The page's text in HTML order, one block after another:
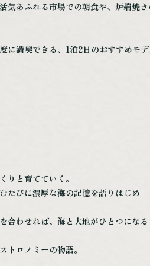
気あふれる市場での朝食や、炉端焼
満喫できる、1泊2日のおすすめモデ
りと育てていく。
たびに濃厚な海の記憶を語りはじめ
合わせれば、海と大地がひとつになる
トロノミーの物語。